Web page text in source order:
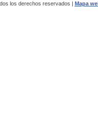
los derechos reservados | Mapa